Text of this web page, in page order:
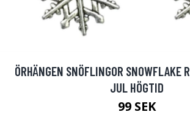
ÖRHÄNGEN SNÖFLINGOR SNOWFLAKE
JUL HÖGTID
99 SEK